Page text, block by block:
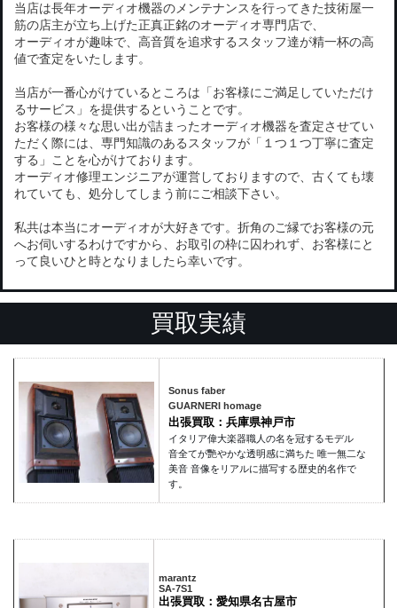
当店は長年オーディオ機器のメンテナンスを行ってきた技術屋一
筋の店主が立ち上げた正真正銘のオーディオ専門店で、
オーディオが趣味で、高音質を追求するスタッフ達が精一杯の高
値で査定をいたします。
当店が一番心がけているところは「お客様にご満足していただけ
るサービス」を提供するということです。
お客様の様々な思い出が詰まったオーディオ機器を査定させてい
ただく際には、専門知識のあるスタッフが「１つ１つ丁寧に査定
する」ことを心がけております。
オーディオ修理エンジニアが運営しておりますので、古くても壊
れていても、処分してしまう前にご相談下さい。
私共は本当にオーディオが大好きです。折角のご縁でお客様の元
へお伺いするわけですから、お取引の枠に囚われず、お客様にと
って良いひと時となりましたら幸いです。
買取実績
Sonus faber
GUARNERI homage
出張買取：兵庫県神戸市
イタリア偉大楽器職人の名を冠するモデル
音全てが艷やかな透明感に満ちた 唯一無二な
美音 音像をリアルに描写する歴史的名作で
す。
marantz
SA-7S1
出張買取：愛知県名古屋市